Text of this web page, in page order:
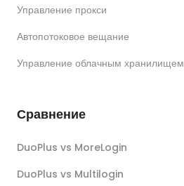
Управление прокси
Автопотоковое вещание
Управление облачным хранилищем
Сравнение
DuoPlus vs MoreLogin
DuoPlus vs Multilogin